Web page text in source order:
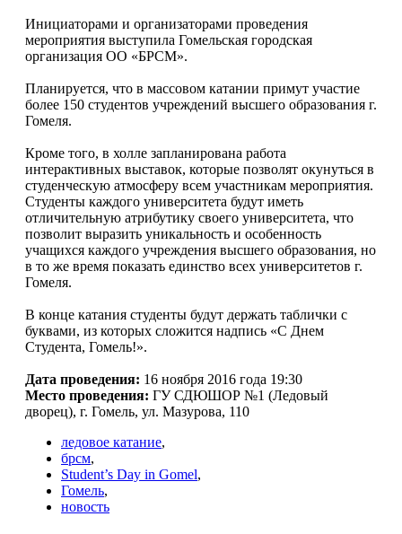
Инициаторами и организаторами проведения
мероприятия выступила Гомельская городская
организация ОО «БРСМ».
Планируется, что в массовом катании примут участие
более 150 студентов учреждений высшего образования г.
Гомеля.
Кроме того, в холле запланирована работа
интерактивных выставок, которые позволят окунуться в
студенческую атмосферу всем участникам мероприятия.
Студенты каждого университета будут иметь
отличительную атрибутику своего университета, что
позволит выразить уникальность и особенность
учащихся каждого учреждения высшего образования, но
в то же время показать единство всех университетов г.
Гомеля.
В конце катания студенты будут держать таблички с
буквами, из которых сложится надпись «С Днем
Студента, Гомель!».
Дата проведения: 16 ноября 2016 года 19:30
Место проведения: ГУ СДЮШОР №1 (Ледовый
дворец), г. Гомель, ул. Мазурова, 110
ледовое катание,
брсм,
Student’s Day in Gomel,
Гомель,
новость